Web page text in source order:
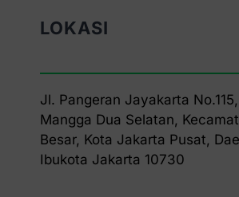
LOKASI
Jl. Pangeran Jayakarta
Mangga Dua Selatan,
Besar, Kota Jakarta Pusat,
Ibukota Jakarta 10730